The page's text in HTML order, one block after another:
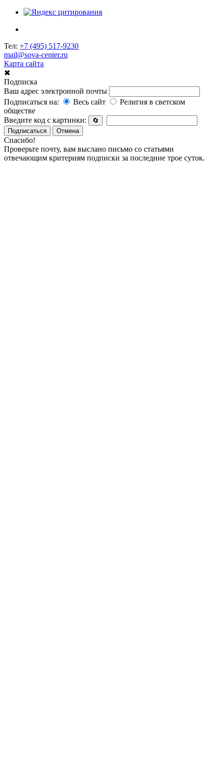
Тел: +7 (495) 517-9230
mail@sova-center.ru
Карта сайта
✖
Подписка
Ваш адрес электронной почты
Подписаться на:
Весь сайт
Религия в светском
обществе
Введите код с картинки:
🔄
Подписаться
Отмена
Спасибо!
Проверьте почту, вам выслано письмо со статьями
отвечающим критериям подписки за последние трое суток.